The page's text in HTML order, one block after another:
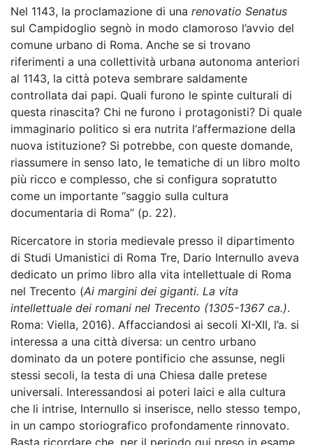
Nel 1143, la proclamazione di una renovatio Senatus
sul Campidoglio segnò in modo clamoroso l’avvio del
comune urbano di Roma. Anche se si trovano
riferimenti a una collettività urbana autonoma anteriori
al 1143, la città poteva sembrare saldamente
controllata dai papi. Quali furono le spinte culturali di
questa rinascita? Chi ne furono i protagonisti? Di quale
immaginario politico si era nutrita l‘affermazione della
nuova istituzione? Si potrebbe, con queste domande,
riassumere in senso lato, le tematiche di un libro molto
più ricco e complesso, che si configura sopratutto
come un importante ‘‘saggio sulla cultura
documentaria di Roma’’ (p. 22).
Ricercatore in storia medievale presso il dipartimento
di Studi Umanistici di Roma Tre, Dario Internullo aveva
dedicato un primo libro alla vita intellettuale di Roma
nel Trecento (Ai margini dei giganti. La vita
intellettuale dei romani nel Trecento (1305-1367 ca.).
Roma: Viella, 2016). Affacciandosi ai secoli XI-XII, l’a. si
interessa a una città diversa: un centro urbano
dominato da un potere pontificio che assunse, negli
stessi secoli, la testa di una Chiesa dalle pretese
universali. Interessandosi ai poteri laici e alla cultura
che li intrise, Internullo si inserisce, nello stesso tempo,
in un campo storiografico profondamente rinnovato.